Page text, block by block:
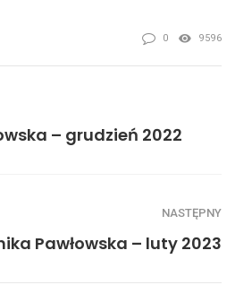
0 9596
– grudzień 2022
NASTĘPNY
Pawłowska – luty 2023